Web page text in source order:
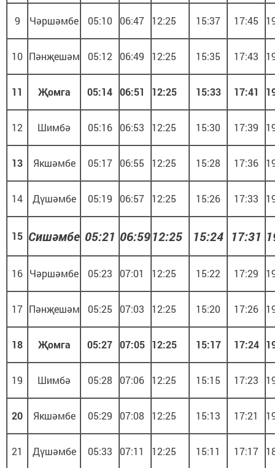
9 Чәршәмбе 05:10 06:47 12:25 15:37 17:45
10 Пәнҗешәм 05:12 06:49 12:25 15:35 17:43
11 Җомга 05:14 06:51 12:25 15:33 17:41
12 Шимбә 05:16 06:53 12:25 15:30 17:39
13 Якшәмбе 05:17 06:55 12:25 15:28 17:36
14 Дүшәмбе 05:19 06:57 12:25 15:26 17:33
15 Сишәмбе 05:21 06:5912:25 15:24 17:31
16 Чәршәмбе 05:23 07:01 12:25 15:22 17:29
17 Пәнҗешәм 05:25 07:03 12:25 15:20 17:26
18 Җомга 05:27 07:05 12:25 15:17 17:24
19 Шимбә 05:28 07:06 12:25 15:15 17:23
20 Якшәмбе 05:29 07:08 12:25 15:13 17:21
21 Дүшәмбе 05:33 07:11 12:25 15:11 17:17